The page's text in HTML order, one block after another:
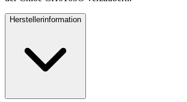
Herstellerinformation